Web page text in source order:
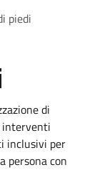
piedi
di
interventi
inclusivi per
persona con